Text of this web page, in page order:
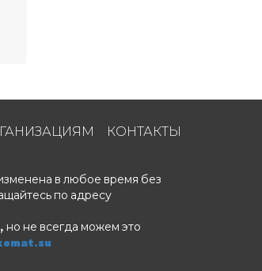
КОНТАКТЫ
в любое время без
по адресу
но не всегда можем это